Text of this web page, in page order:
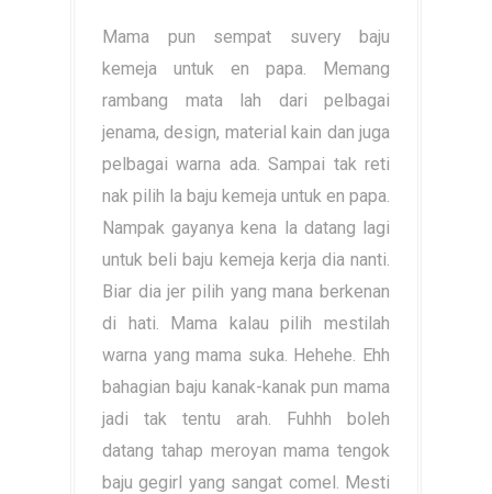
Mama pun sempat suvery baju
kemeja untuk en papa. Memang
rambang mata lah dari pelbagai
jenama, design, material kain dan juga
pelbagai warna ada. Sampai tak reti
nak pilih la baju kemeja untuk en papa.
Nampak gayanya kena la datang lagi
untuk beli baju kemeja kerja dia nanti.
Biar dia jer pilih yang mana berkenan
di hati. Mama kalau pilih mestilah
warna yang mama suka. Hehehe. Ehh
bahagian baju kanak-kanak pun mama
jadi tak tentu arah. Fuhhh boleh
datang tahap meroyan mama tengok
baju gegirl yang sangat comel. Mesti